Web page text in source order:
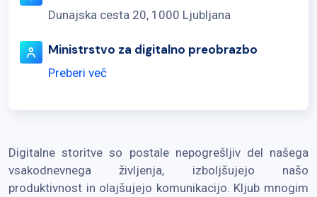
Dunajska cesta 20, 1000 Ljubljana
Ministrstvo za digitalno preobrazbo
Preberi več
Digitalne storitve so postale nepogrešljiv del našega
vsakodnevnega življenja, izboljšujejo našo
produktivnost in olajšujejo komunikacijo. Kljub mnogim